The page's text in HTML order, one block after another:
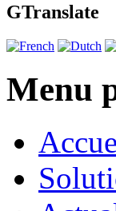
GTranslate
Menu